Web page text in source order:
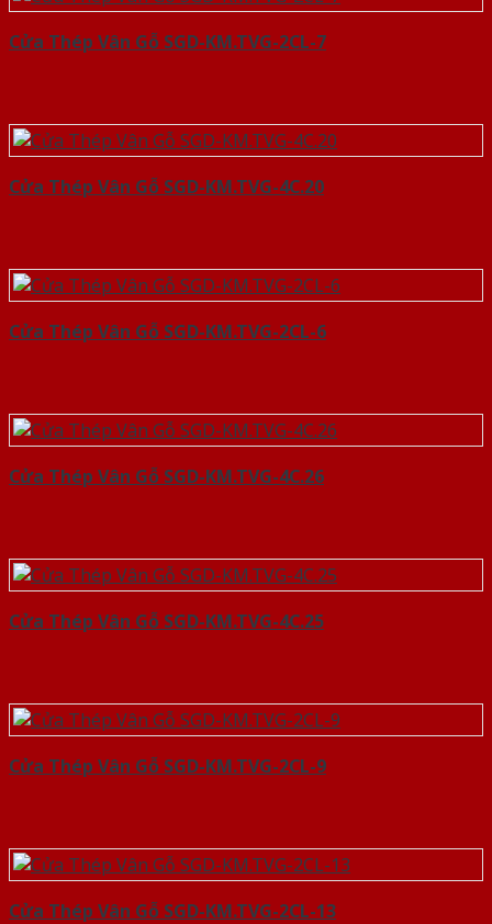
Cửa Thép Vân Gỗ SGD-KM.TVG-2CL-7
Cửa Thép Vân Gỗ SGD-KM.TVG-4C.20
Cửa Thép Vân Gỗ SGD-KM.TVG-2CL-6
Cửa Thép Vân Gỗ SGD-KM.TVG-4C.26
Cửa Thép Vân Gỗ SGD-KM.TVG-4C.25
Cửa Thép Vân Gỗ SGD-KM.TVG-2CL-9
Cửa Thép Vân Gỗ SGD-KM.TVG-2CL-13